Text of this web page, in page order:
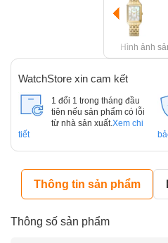
Hình ảnh
WatchStore xin cam kết
1 đổi 1 trong tháng đầu
tiên nếu sản phẩm có lỗi
từ nhà sản xuất. Xem chi
tiết
Thông tin sản phẩm
Thông số sản phẩm